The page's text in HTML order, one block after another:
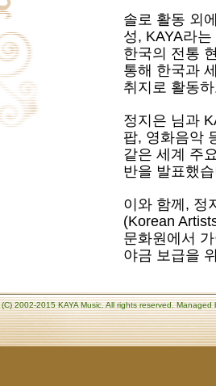
솔로 활동 외
성, KAYA라
한국의 전통
통해 한국과
취지로 활동
정지은 님과
팝, 영화음악
같은 세계 주
반을 발표했
이와 함께, 정
(Korean
문화원에서
야금 보급을
(C) 2002-2015 KAYA Music. All rights reserved.